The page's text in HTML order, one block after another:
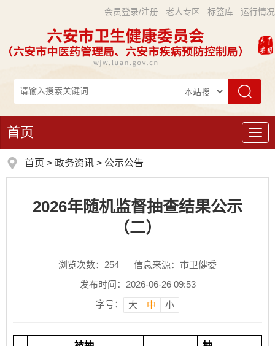
会员登录/注册 老人专区 标签库 运行情况
导
首页
首页 > 政务资讯 > 公示公告
2026年随机监督抽查结果公示
（二）
浏览次数： 254
信息来源：市卫健委
发布时间：2026-06-26 09:53
字号：
大 中 小